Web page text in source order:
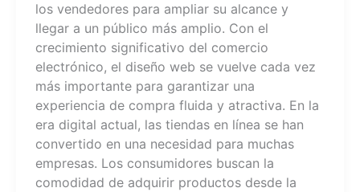
los vendedores para ampliar su alcance y
llegar a un público más amplio. Con el
crecimiento significativo del comercio
electrónico, el diseño web se vuelve cada vez
más importante para garantizar una
experiencia de compra fluida y atractiva. En la
era digital actual, las tiendas en línea se han
convertido en una necesidad para muchas
empresas. Los consumidores buscan la
comodidad de adquirir productos desde la